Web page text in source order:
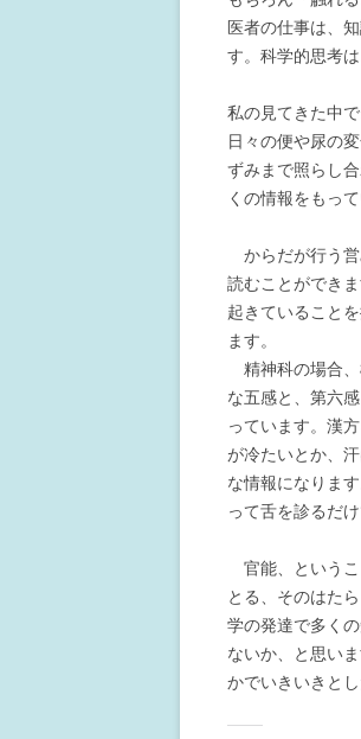
医者の仕事は、
す。科学的思考
私の見てきた中
日々の便や尿の
ずみまで照らし
くの情報をもっ
からだが行う営
読むことができ
起きていること
ます。
精神科の場合、
な五感と、第六
っています。漢
が冷たいとか、
な情報になりま
って舌を診るだ
官能、というこ
とる、そのはた
学の発達で多く
ないか、と思い
かでいきいきと